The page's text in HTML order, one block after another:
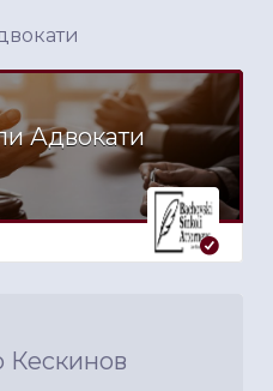
Адвокати
Кескинов